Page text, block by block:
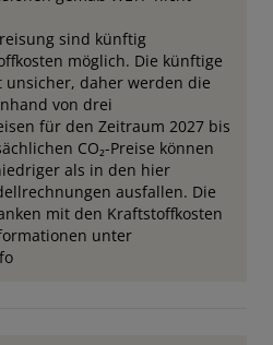
sind künftig
möglich. Die künftige
unsicher, daher werden die
von drei
für den Zeitraum 2027 bis
CO₂-Preise können
als in den hier
ausfallen. Die
mit den Kraftstoffkosten
unter